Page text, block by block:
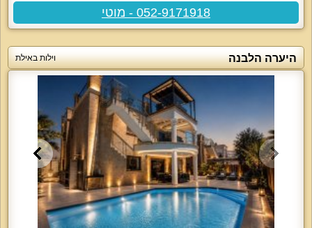
052-9171918 - מוטי
היערה הלבנה וילות באילת